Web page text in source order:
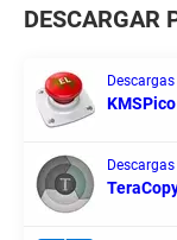
DESCARGAR
Descargas
KMSPico
Descargas